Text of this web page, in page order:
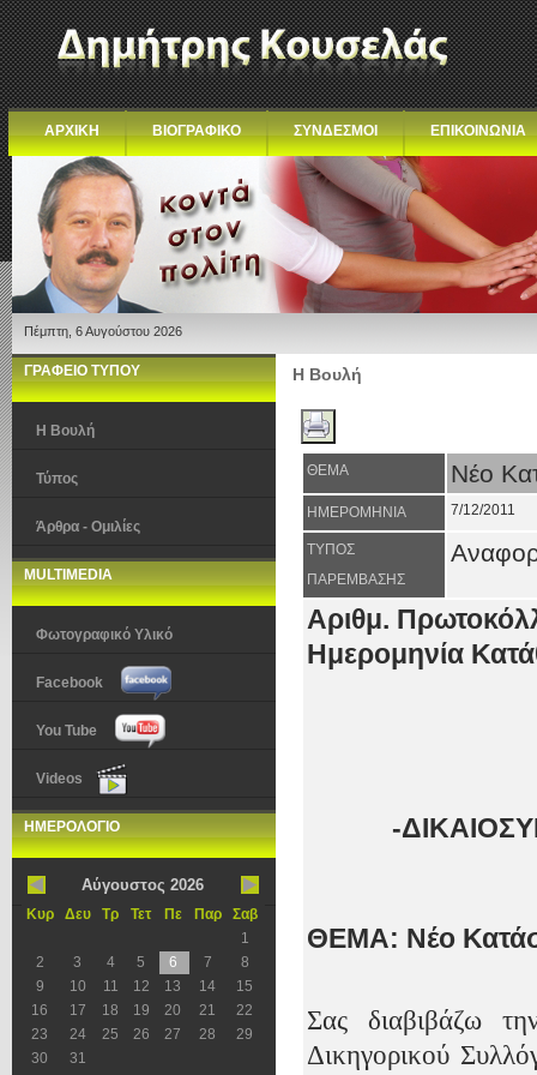
ΑΡΧΙΚΗ ΒΙΟΓΡΑΦΙΚΟ ΣΥΝΔΕΣΜΟΙ ΕΠΙΚΟΙΝΩΝΙΑ
Πέμπτη, 6 Αυγούστου 2026
ΓΡΑΦΕΙΟ ΤΥΠΟΥ
Η Βουλή
Τύπος
Άρθρα - Ομιλίες
MULTIMEDIA
Φωτογραφικό Υλικό
Facebook
You Tube
Videos
ΗΜΕΡΟΛΟΓΙΟ
Αύγουστος 2026
Κυρ Δευ Τρ Τετ Πε Παρ
Σαβ
1
2
3 4 5 6 7
8
9
10 11 12 13 14
15
16
17 18 19 20 21
22
23
24 25 26 27 28
29
30
31
Η Βουλή
ΘΕΜΑ Νέο
ΗΜΕΡΟΜΗΝΙΑ 7/12/2011
ΤΥΠΟΣ
ΠΑΡΕΜΒΑΣΗΣ
Αριθμ.
Ημερομηνία
-
ΘΕΜΑ: Νέο
Σας διαβιβάζω
Δικηγορικού